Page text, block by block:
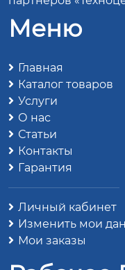
Меню
Главная
Каталог товаров
Услуги
О нас
Статьи
Контакты
Гарантия
Личный кабинет
Изменить мои
Мои заказы